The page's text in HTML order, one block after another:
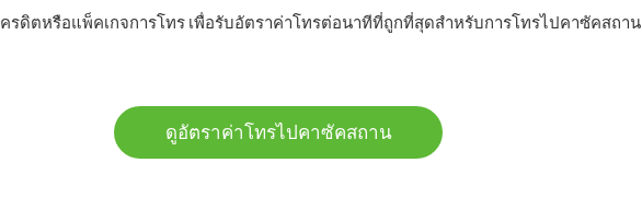
รดิตหรือแพ็คเกจการโทร เพื่อรับอัตราค่าโทรต่อนาทีที่ถูกที่สุดสำหรับการโทรไปคาซัคสถาน
ดูอัตราค่าโทรไปคาซัคสถาน